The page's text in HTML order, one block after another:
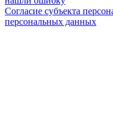
Согласие субъекта
персональных данных